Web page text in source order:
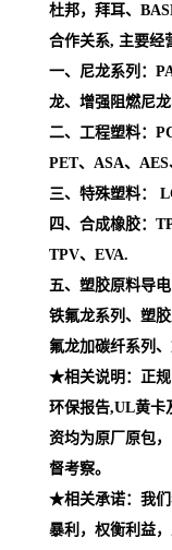
杜邦，拜耳、
合作关系, 主要经
一、尼龙系列：
龙、增强阻燃尼
二、工程塑料：
PET、ASA、
三、特殊塑料：
四、合成橡胶：
TPV、EVA.
五、塑胶原料导
铁氟龙系列、塑
氟龙加碳纤系列
★相关说明：正规
环保报告,UL黄卡
资均为原厂原包
督考察。
★相关承诺：我们
暴利，权衡利益，